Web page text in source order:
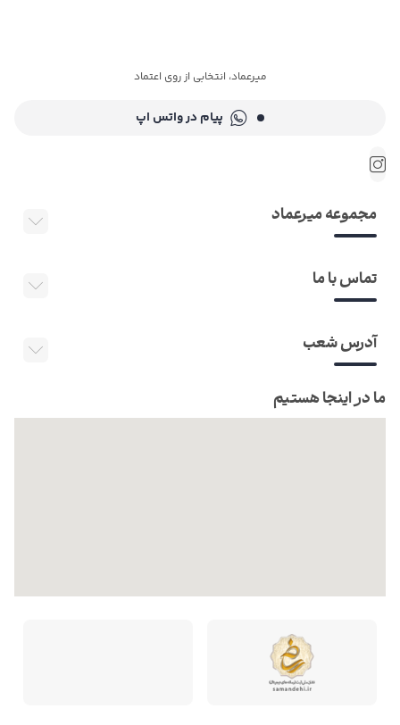
میرعماد، انتخابی از روی اعتماد
پیام در واتس اپ
مجموعه میرعماد
تماس با ما
آدرس شعب
ما در اینجا هستیم